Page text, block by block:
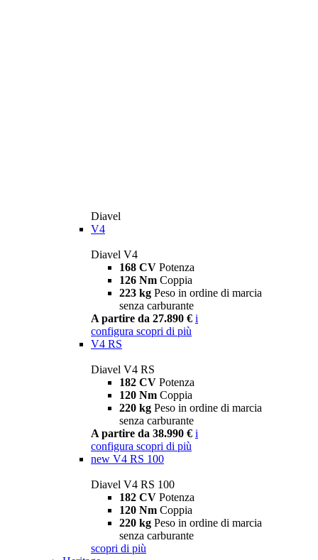
Diavel
V4
Diavel V4
168 CV Potenza
126 Nm Coppia
223 kg Peso in ordine di marcia
senza carburante
A partire da 27.890 € i
configura scopri di più
V4 RS
Diavel V4 RS
182 CV Potenza
120 Nm Coppia
220 kg Peso in ordine di marcia
senza carburante
A partire da 38.990 € i
configura scopri di più
new V4 RS 100
Diavel V4 RS 100
182 CV Potenza
120 Nm Coppia
220 kg Peso in ordine di marcia
senza carburante
scopri di più